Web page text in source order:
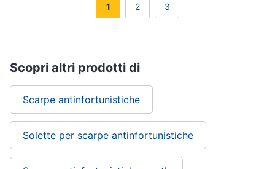
1 2 3
Scopri altri prodotti di
Scarpe antinfortunistiche
Solette per scarpe antinfortunistiche